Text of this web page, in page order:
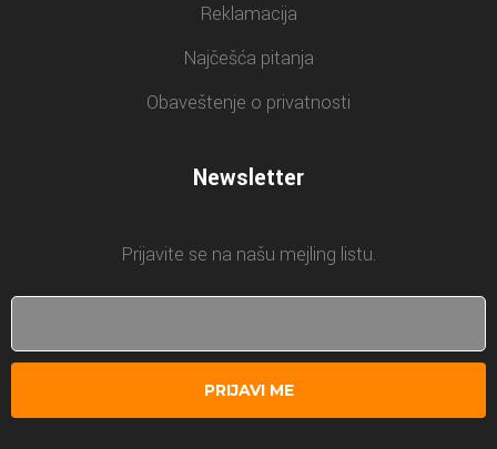
Reklamacija
Najčešća pitanja
Obaveštenje o privatnosti
Newsletter
Prijavite se na našu mejling listu.
PRIJAVI ME